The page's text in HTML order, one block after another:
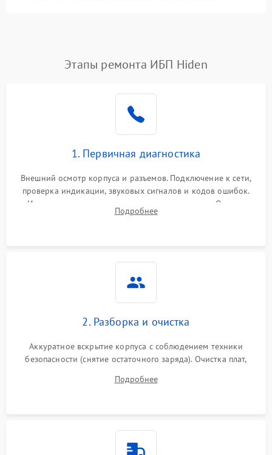
Этапы ремонта ИБП Hiden
1. Первичная диагностика
Внешний осмотр корпуса и разъемов. Подключение к сети,
проверка индикации, звуковых сигналов и кодов ошибок.
Измерение входного и выходного напряжения. Оценка
реакции ИБП на отключение основного питания без
Подробнее
2. Разборка и очистка
Аккуратное вскрытие корпуса с соблюдением техники
безопасности (снятие остаточного заряда). Очистка плат,
и кистей для предотвращения перегрева и замыканий.
Подробнее